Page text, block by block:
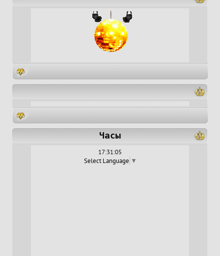
Часы
17:31:05
Select Language ▼